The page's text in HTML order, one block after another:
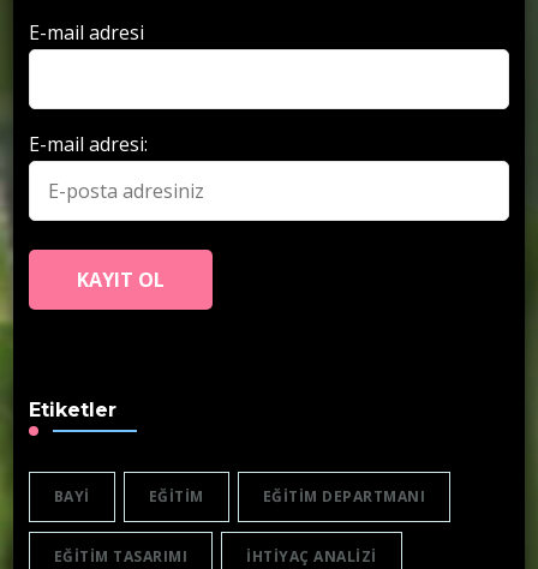
E-mail adresi
E-mail adresi:
Etiketler
BAYI EĞITIM EĞITIM DEPARTMANI
EĞITIM TASARIMI IHTIYAÇ ANALIZI